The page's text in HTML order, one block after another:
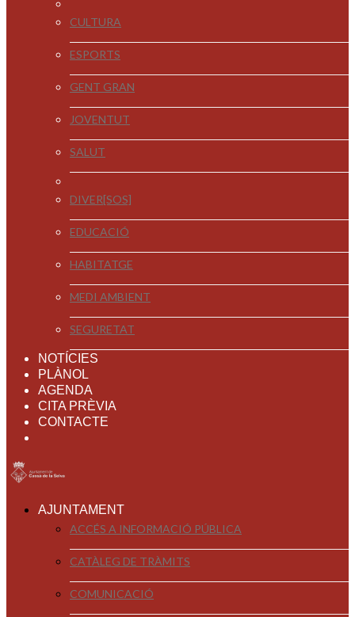
CULTURA
ESPORTS
GENT GRAN
JOVENTUT
SALUT
DIVER[SOS]
EDUCACIÓ
HABITATGE
MEDI AMBIENT
SEGURETAT
NOTÍCIES
PLÀNOL
AGENDA
CITA PRÈVIA
CONTACTE
AJUNTAMENT
ACCÉS A INFORMACIÓ PÚBLICA
CATÀLEG DE TRÀMITS
COMUNICACIÓ